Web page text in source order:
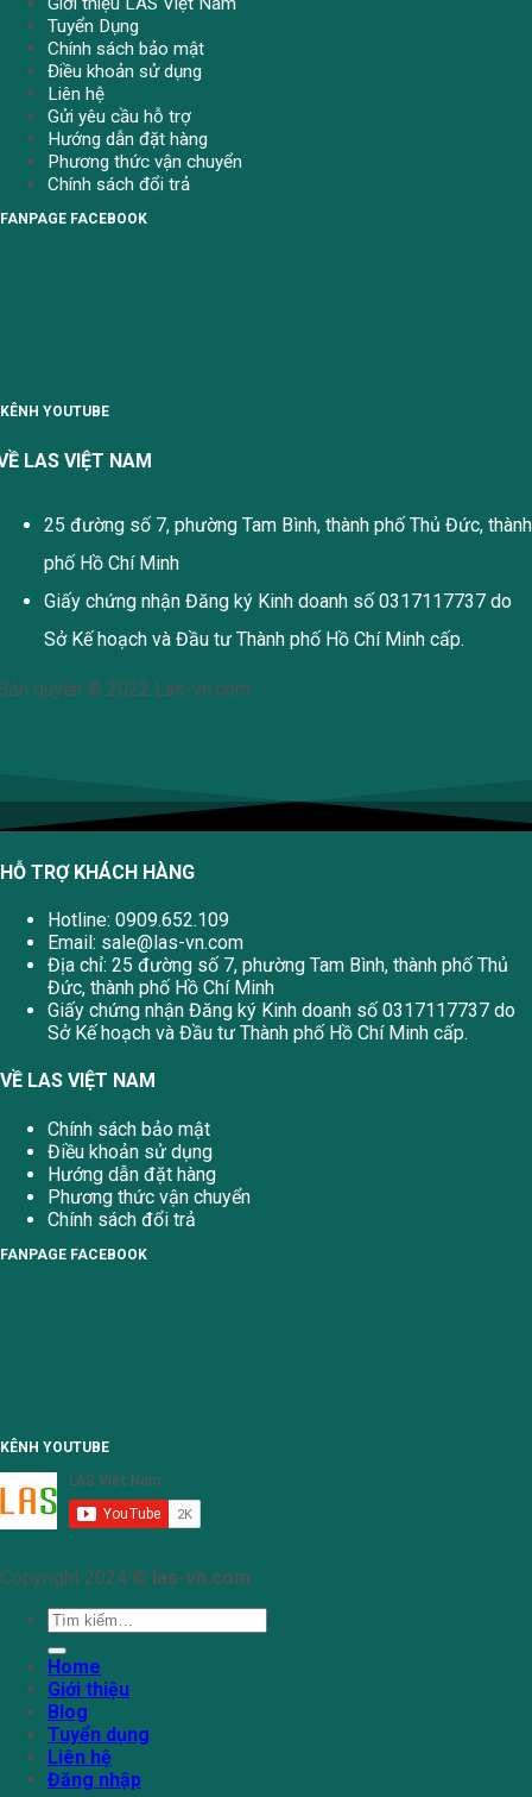
Tuyển Dụng
Chính sách bảo mật
Điều khoản sử dụng
Liên hệ
Gửi yêu cầu hỗ trợ
Hướng dẫn đặt hàng
Phương thức vận chuyển
Chính sách đổi trả
FANPAGE FACEBOOK
KÊNH YOUTUBE
LAS VIỆT NAM
25 đường số 7, phường Tam Bình, thành phố Thủ Đức, thành
phố Hồ Chí Minh
Giấy chứng nhận Đăng ký Kinh doanh số 0317117737 do
Sở Kế hoạch và Đầu tư Thành phố Hồ Chí Minh cấp.
quyền © 2022 Las-vn.com
HỖ TRỢ KHÁCH HÀNG
Hotline: 0909.652.109
Email: sale@las-vn.com
Địa chỉ: 25 đường số 7, phường Tam Bình, thành phố Thủ
Đức, thành phố Hồ Chí Minh
Giấy chứng nhận Đăng ký Kinh doanh số 0317117737 do
Sở Kế hoạch và Đầu tư Thành phố Hồ Chí Minh cấp.
VỀ LAS VIỆT NAM
Chính sách bảo mật
Điều khoản sử dụng
Hướng dẫn đặt hàng
Phương thức vận chuyển
Chính sách đổi trả
FANPAGE FACEBOOK
KÊNH YOUTUBE
Copyright 2024 © las-vn.com
Tìm
kiếm:
Home
Giới thiệu
Blog
Tuyển dụng
Liên hệ
Đăng nhập